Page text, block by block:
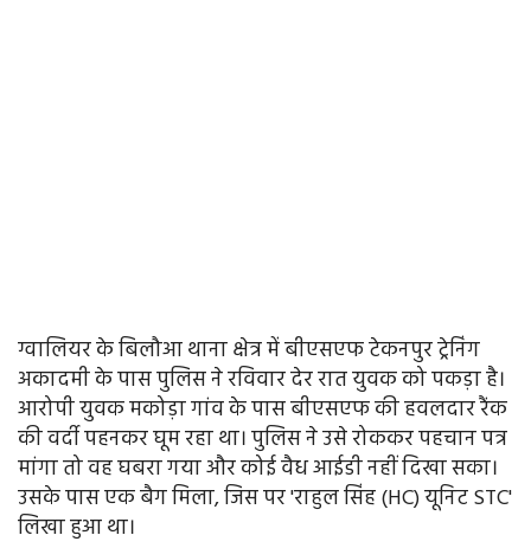
ग्वालियर के बिलौआ थाना क्षेत्र में बीएसएफ टेकनपुर ट्रेनिंग
अकादमी के पास पुलिस ने रविवार देर रात युवक को पकड़ा है।
आरोपी युवक मकोड़ा गांव के पास बीएसएफ की हवलदार रैंक
की वर्दी पहनकर घूम रहा था। पुलिस ने उसे रोककर पहचान पत्र
मांगा तो वह घबरा गया और कोई वैध आईडी नहीं दिखा सका।
उसके पास एक बैग मिला, जिस पर 'राहुल सिंह (HC) यूनिट STC'
लिखा हुआ था।